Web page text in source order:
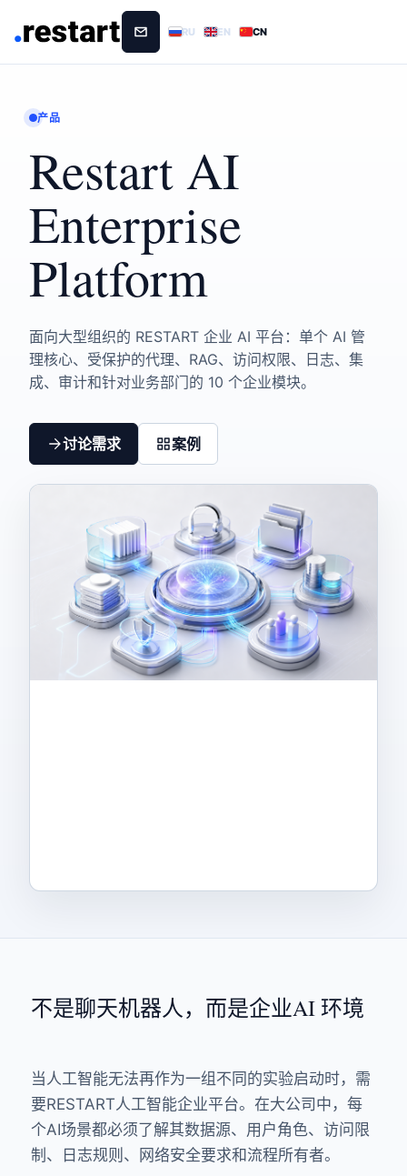
RU EN CN
产品
Restart AI
Enterprise
Platform
面向大型组织的 RESTART 企业 AI 平台：单个 AI 管
理核心、受保护的代理、RAG、访问权限、日志、集
成、审计和针对业务部门的 10 个企业模块。
讨论需求 案例
不是聊天机器人，而是企业AI 环境
当人工智能无法再作为一组不同的实验启动时，需
要RESTART人工智能企业平台。在大公司中，每
个AI场景都必须了解其数据源、用户角色、访问限
制、日志规则、网络安全要求和流程所有者。